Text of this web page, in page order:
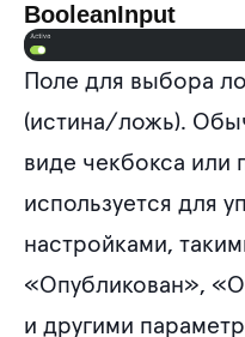
BooleanInput
Поле для выбора
(истина/ложь).
виде чекбокса или
используется для
настройками,
«Опубликован»,
и другими